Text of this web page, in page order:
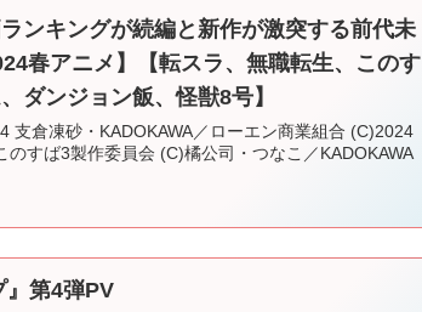
ンキングが続編と新作が激突する前代未
春アニメ】【転スラ、無職転生、このす
ダンジョン飯、怪獣8号】
支倉凍砂・KADOKAWA／ローエン商業組合 (C)2024
のすば3製作委員会 (C)橘公司・つなこ／KADOKAWA
』第4弾PV